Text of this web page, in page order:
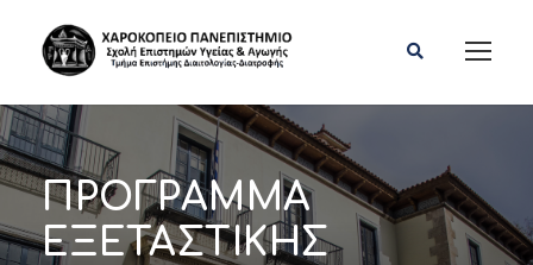
ΠΡΟΓΡΑΜΜΑ
ΕΞΕΤΑΣΤΙΚΗΣ